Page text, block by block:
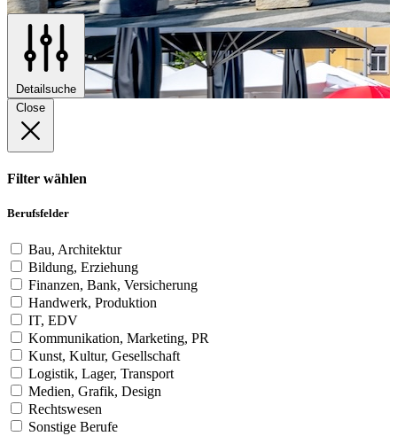
Detailsuche
Close
Filter wählen
Berufsfelder
Bau, Architektur
Bildung, Erziehung
Finanzen, Bank, Versicherung
Handwerk, Produktion
IT, EDV
Kommunikation, Marketing, PR
Kunst, Kultur, Gesellschaft
Logistik, Lager, Transport
Medien, Grafik, Design
Rechtswesen
Sonstige Berufe